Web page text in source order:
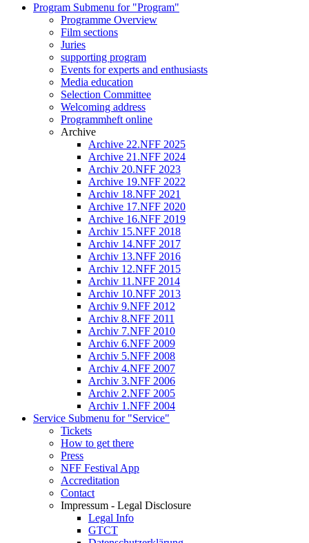
Program Submenu for "Program"
Programme Overview
Film sections
Juries
supporting program
Events for experts and enthusiasts
Media education
Selection Committee
Welcoming address
Programmheft online
Archive
Archive 22.NFF 2025
Archive 21.NFF 2024
Archiv 20.NFF 2023
Archive 19.NFF 2022
Archiv 18.NFF 2021
Archive 17.NFF 2020
Archive 16.NFF 2019
Archiv 15.NFF 2018
Archiv 14.NFF 2017
Archiv 13.NFF 2016
Archiv 12.NFF 2015
Archiv 11.NFF 2014
Archiv 10.NFF 2013
Archiv 9.NFF 2012
Archiv 8.NFF 2011
Archiv 7.NFF 2010
Archiv 6.NFF 2009
Archiv 5.NFF 2008
Archiv 4.NFF 2007
Archiv 3.NFF 2006
Archiv 2.NFF 2005
Archiv 1.NFF 2004
Service Submenu for "Service"
Tickets
How to get there
Press
NFF Festival App
Accreditation
Contact
Impressum - Legal Disclosure
Legal Info
GTCT